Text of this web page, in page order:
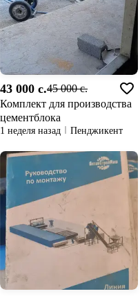
43 000 c.45 000 c.
Комплект для производства
цементблока
1 неделя назад Пенджикент